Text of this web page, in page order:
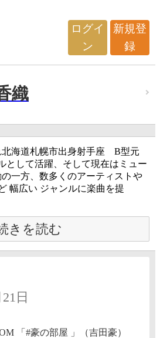
ログイ
ン
新規登
録
織
北海道札幌市出身射手座 B型元
として活躍、そして現在はミュー
一方、数多くのアーティストや
幅広い ジャンルに楽曲を提
きを読む
日
「#豪の部屋 」（吉田豪）